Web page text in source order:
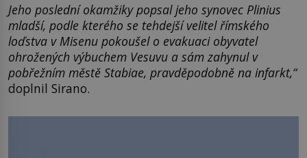
Jeho poslední okamžiky popsal jeho synovec Plinius
mladší, podle kterého se tehdejší velitel římského
loďstva v Misenu pokoušel o evakuaci obyvatel
ohrožených výbuchem Vesuvu a sám zahynul v
pobřežním městě Stabiae, pravděpodobně na infarkt,“
doplnil Sirano.